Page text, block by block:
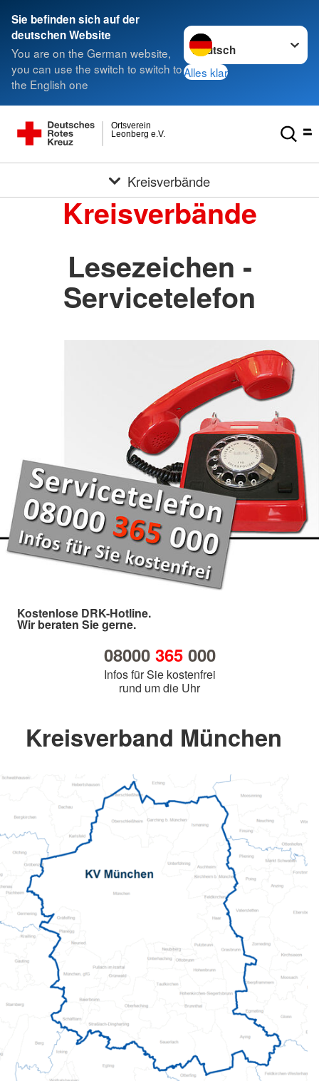
Sie befinden sich auf der
deutschen Website
You are on the German website,
you can use the switch to switch to
the English one
Sprache wechseln zu
Alles klar
Leonberg e.V.
Ortsverein
Kreisverbände
Kreisverbände
Lesezeichen -
Servicetelefon
Kostenlose DRK-Hotline.
Wir beraten Sie gerne.
08000 365000
Infos für Sie kostenfrei
rund um die Uhr
Kreisverband München